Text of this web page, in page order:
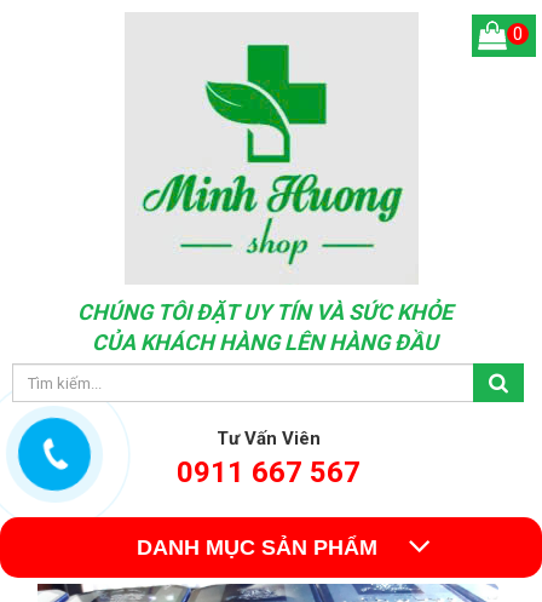
CHÚNG TÔI ĐẶT UY TÍN VÀ SỨC KHỎE
CỦA KHÁCH HÀNG LÊN HÀNG ĐẦU
Tư Vấn Viên
0911 667 567
0
DANH MỤC SẢN PHẨM